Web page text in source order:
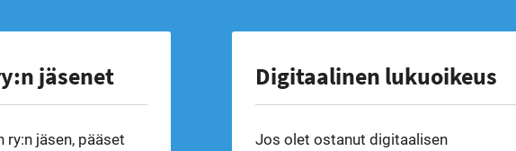
jäsenet
ry:n jäsen, pääset
Digitaalinen lukuoikeus
Jos olet ostanut digitaalisen